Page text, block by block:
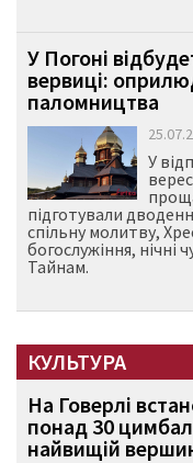
У Погоні
вервиці:
паломництва
У
підготували
спільну молитву,
богослужіння, нічні
Тайнам.
КУЛЬТУРА
На Говерлі
понад 30
найвищій